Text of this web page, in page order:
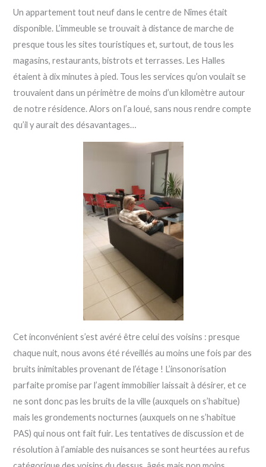
Un appartement tout neuf dans le centre de Nîmes était
disponible. L’immeuble se trouvait à distance de marche de
presque tous les sites touristiques et, surtout, de tous les
magasins, restaurants, bistrots et terrasses. Les Halles
étaient à dix minutes à pied. Tous les services qu’on voulait se
trouvaient dans un périmètre de moins d’un kilomètre autour
de notre résidence. Alors on l’a loué, sans nous rendre compte
qu’il y aurait des désavantages…
Cet inconvénient s’est avéré être celui des voisins : presque
chaque nuit, nous avons été réveillés au moins une fois par des
bruits inimitables provenant de l’étage ! L’insonorisation
parfaite promise par l’agent immobilier laissait à désirer, et ce
ne sont donc pas les bruits de la ville (auxquels on s’habitue)
mais les grondements nocturnes (auxquels on ne s’habitue
PAS) qui nous ont fait fuir. Les tentatives de discussion et de
résolution à l’amiable des nuisances se sont heurtées au refus